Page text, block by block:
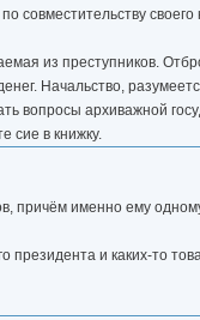
совместительству
из преступников.
Начальство,
вопросы архиважной
сие в книжку.
причём именно ему
президента и каких-то